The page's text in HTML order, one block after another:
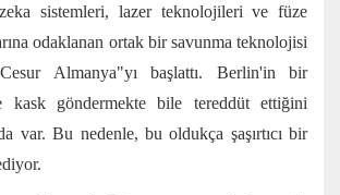
sistemleri, lazer teknolojileri ve füze
odaklanan ortak bir savunma teknolojisi
Almanya"yı başlattı. Berlin'in bir
kask göndermekte bile tereddüt ettiğini
var. Bu nedenle, bu oldukça şaşırtıcı bir